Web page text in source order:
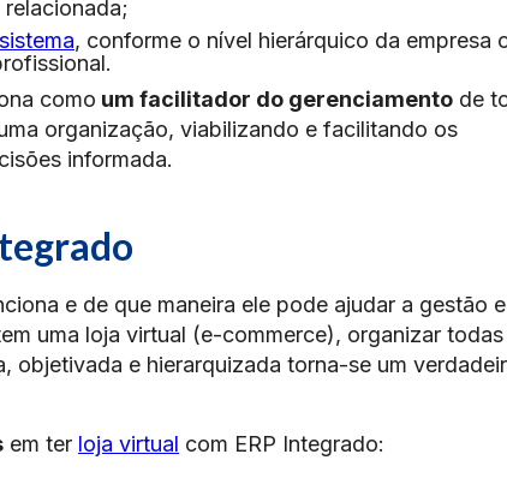
, conforme o nível hierárquico da empresa
como um facilitador do gerenciamento de
organização, viabilizando e facilitando os
informada.
e de que maneira ele pode ajudar a gestão
uma loja virtual (e-commerce), organizar todas
objetivada e hierarquizada torna-se um
em ter loja virtual com ERP Integrado: